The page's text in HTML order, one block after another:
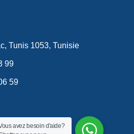
Tunis 1053, Tunisie
99
59
avez besoin d'aide?